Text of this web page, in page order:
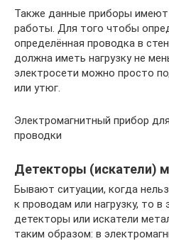
Также данные приборы
работы. Для того чтобы
определённая проводка в
должна иметь нагрузку не
электросети можно просто
или утюг.
Электромагнитный прибор
проводки
Детекторы (искатели)
Бывают ситуации, когда
к проводам или нагрузку, то
детекторы или искатели
таким образом: в